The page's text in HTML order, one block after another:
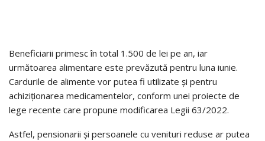
Beneficiarii primesc în total 1.500 de lei pe an, iar
următoarea alimentare este prevăzută pentru luna iunie.
Cardurile de alimente vor putea fi utilizate și pentru
achiziționarea medicamentelor, conform unei proiecte de
lege recente care propune modificarea Legii 63/2022.
Astfel, pensionarii și persoanele cu venituri reduse ar putea